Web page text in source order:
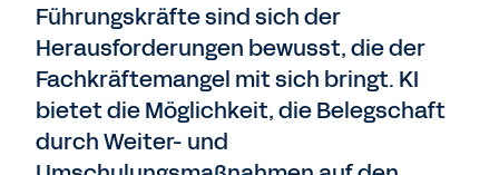
Führungskräfte sind sich der
Herausforderungen bewusst, die der
Fachkräftemangel mit sich bringt. KI
bietet die Möglichkeit, die Belegschaft
durch Weiter- und